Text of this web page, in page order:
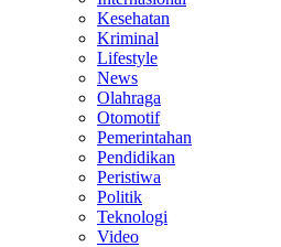
Kesehatan
Kriminal
Lifestyle
News
Olahraga
Otomotif
Pemerintahan
Pendidikan
Peristiwa
Politik
Teknologi
Video